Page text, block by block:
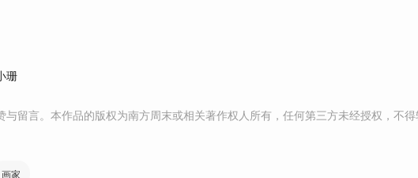
珊
与留言。本作品的版权为南方周末或相关著作权人所有，任何第三方未经授权，不
画家